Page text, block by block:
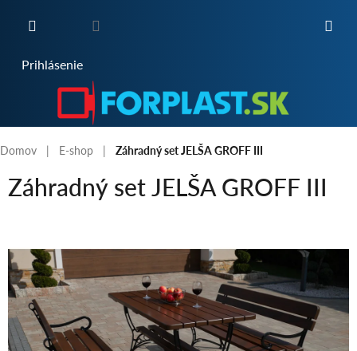
Prihlásenie
Domov E-shop Záhradný set JELŠA GROFF III
Záhradný set JELŠA GROFF III